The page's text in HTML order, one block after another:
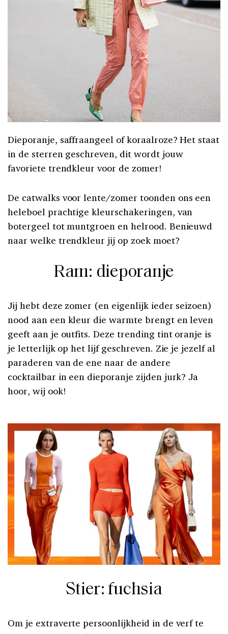
Dieporanje, saffraangeel of koraalroze? Het staat
in de sterren geschreven, dit wordt jouw
favoriete trendkleur voor de zomer!
De catwalks voor lente/zomer toonden ons een
heleboel prachtige kleurschakeringen, van
botergeel tot muntgroen en helrood. Benieuwd
naar welke trendkleur jij op zoek moet?
Ram: dieporanje
Jij hebt deze zomer (en eigenlijk ieder seizoen)
nood aan een kleur die warmte brengt en leven
geeft aan je outfits. Deze trending tint oranje is
je letterlijk op het lijf geschreven. Zie je jezelf al
paraderen van de ene naar de andere
cocktailbar in een dieporanje zijden jurk? Ja
hoor, wij ook!
Stier: fuchsia
Om je extraverte persoonlijkheid in de verf te